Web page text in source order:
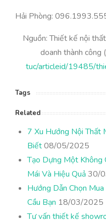
Hải Phòng:
Nguồn: Thiết kế nội
doanh thành công (
tuc/articleid/19485/
Tags
Related
7 Xu Hướng Nội Thất
Biết08/05/2025
Tạo Dựng Một Không
Mái Và Hiệu Quả30/
Hướng Dẫn Chọn
Cầu Bạn 18/03/2025
Tư vấn thiết kế